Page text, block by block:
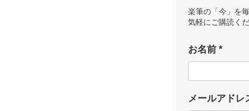
楽筆の「今」を
気軽にご購読くだ
お名前*
メールアドレ